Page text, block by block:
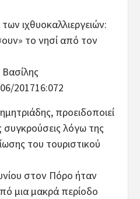
ιχθυοκαλλιεργειών:
το νησί από τον
201716:072
προειδοποιεί
συγκρούσεις λόγω της
του τουριστικού
στον Πόρο ήταν
μια μακρά περίοδο